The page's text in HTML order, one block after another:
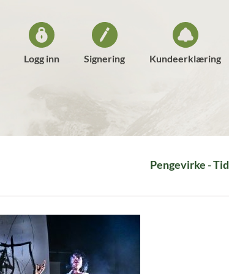
Logg inn Signering Kundeerklæring
Pengevirke -